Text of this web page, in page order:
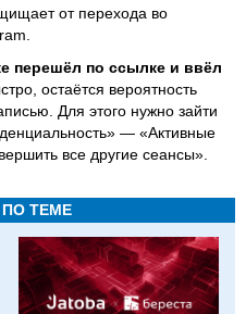
от перехода во
перешёл по ссылке и ввёл
остаётся вероятность
Для этого нужно зайти
— «Активные
все другие сеансы».
ТЕМЕ